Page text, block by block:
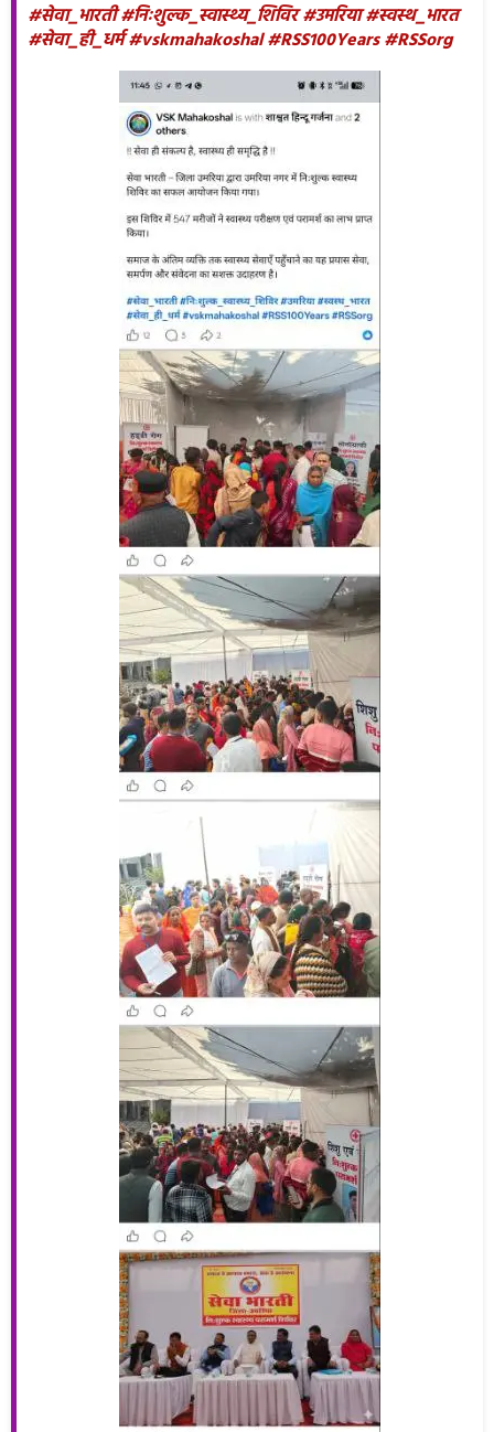
#सेवा_भारती #निःशुल्क_स्वास्थ्य_शिविर #उमरिया #स्वस्थ_भारत
#सेवा_ही_धर्म #vskmahakoshal #RSS100Years #RSSorg